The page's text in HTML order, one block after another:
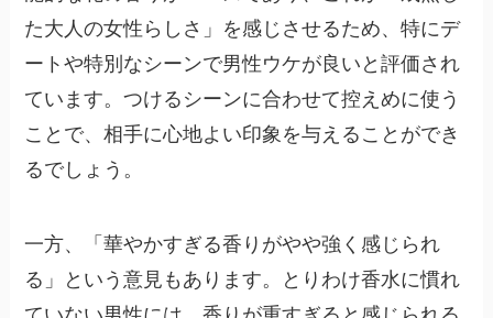
た大人の女性らしさ」を感じさせるため、特にデ
ートや特別なシーンで男性ウケが良いと評価され
ています。つけるシーンに合わせて控えめに使う
ことで、相手に心地よい印象を与えることができ
るでしょう。
一方、「華やかすぎる香りがやや強く感じられ
る」という意見もあります。とりわけ香水に慣れ